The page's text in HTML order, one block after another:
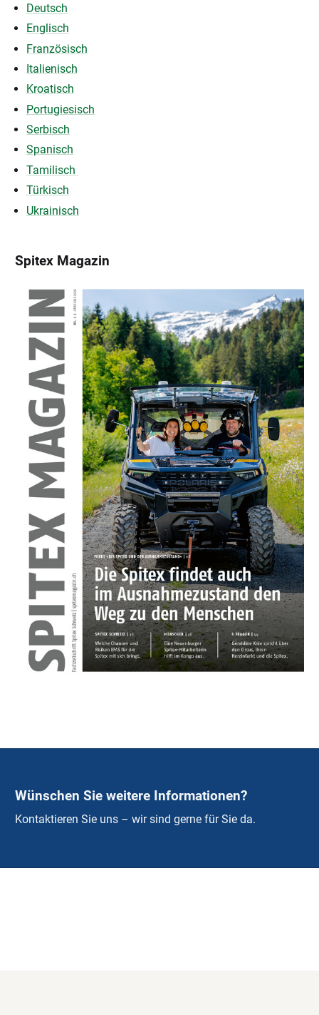
Deutsch
Englisch
Französisch
Italienisch
Kroatisch
Portugiesisch
Serbisch
Spanisch
Tamilisch
Türkisch
Ukrainisch
Spitex Magazin
Wünschen Sie weitere Informationen?
Kontaktieren Sie uns – wir sind gerne für Sie da.